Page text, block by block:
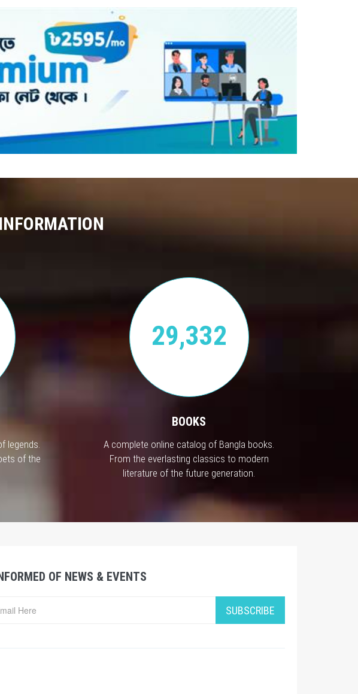
legends.
of the
29,332
BOOKS
A complete online catalog of Bangla books.
From the everlasting classics to modern
literature of the future generation.
OF NEWS & EVENTS
SUBSCRIBE